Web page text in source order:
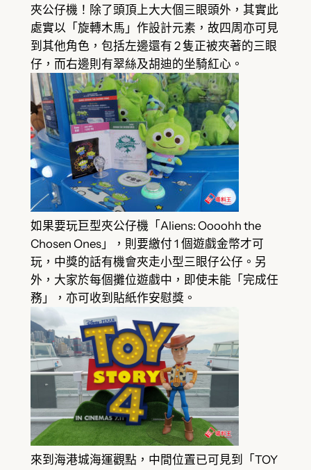
夾公仔機！除了頭頂上大大個三眼頭外，其實此
處實以「旋轉木馬」作設計元素，故四周亦可見
到其他角色，包括左邊還有 2 隻正被夾著的三眼
仔，而右邊則有翠絲及胡迪的坐騎紅心。
如果要玩巨型夾公仔機「Aliens: Oooohh the
Chosen Ones」，則要繳付 1 個遊戲金幣才可
玩，中獎的話有機會夾走小型三眼仔公仔。另
外，大家於每個攤位遊戲中，即使未能「完成任
務」，亦可收到貼紙作安慰獎。
來到海港城海運觀點，中間位置已可見到「TOY